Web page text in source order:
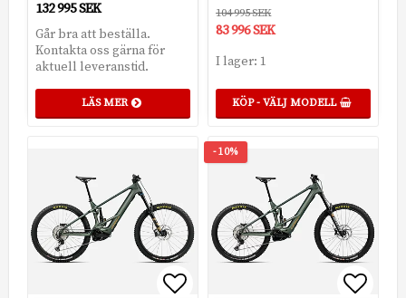
132 995 SEK
Går bra att beställa.
Kontakta oss gärna för
aktuell leveranstid.
LÄS MER
104 995 SEK
83 996 SEK
I lager: 1
KÖP - VÄLJ MODELL
- 10%